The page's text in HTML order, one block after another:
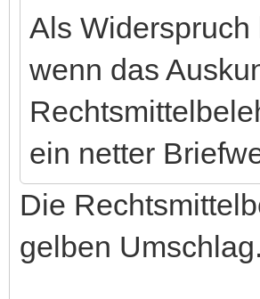
Als
wenn das
ein netter
Die
gelben